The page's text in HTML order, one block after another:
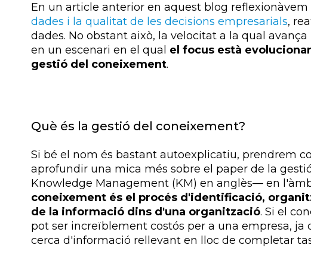
En un article anterior en aquest blog reflexionàvem
dades i la qualitat de les decisions empresarials,
dades. No obstant això, la velocitat a la qual
en un escenari en el qual el focus està
gestió del coneixement.
Què és la gestió del coneixement?
Si bé el nom és bastant autoexplicatiu, prendrem
aprofundir una mica més sobre el paper de la
Knowledge Management (KM) en anglès— en
coneixement és el procés d'identificació,
de la informació dins d'una organització. Si el
pot ser increïblement costós per a una empresa, ja
cerca d'informació rellevant en lloc de completar